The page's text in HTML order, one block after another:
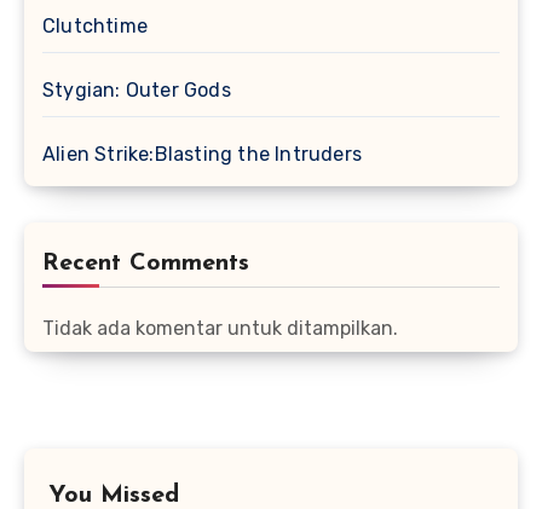
Clutchtime
Stygian: Outer Gods
Alien Strike:Blasting the Intruders
Recent Comments
Tidak ada komentar untuk ditampilkan.
You Missed